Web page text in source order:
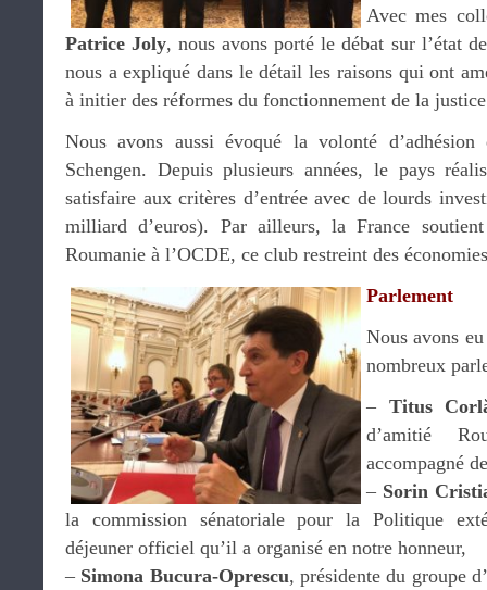
Avec mes
Patrice Joly, nous avons porté le débat sur l’état
nous a expliqué dans le détail les raisons qui ont
à initier des réformes du fonctionnement de la
Nous avons aussi évoqué la volonté
Schengen. Depuis plusieurs années, le pays
satisfaire aux critères d’entrée avec de lourds
milliard d’euros). Par ailleurs, la France
Roumanie à l’OCDE, ce club restreint des
Parlement
Nous avons
nombreux
– Titus
d’amitié
accompagné
– Sorin
la commission sénatoriale pour la Politique
déjeuner officiel qu’il a organisé en notre honneur,
– Simona Bucura-Oprescu, présidente du groupe